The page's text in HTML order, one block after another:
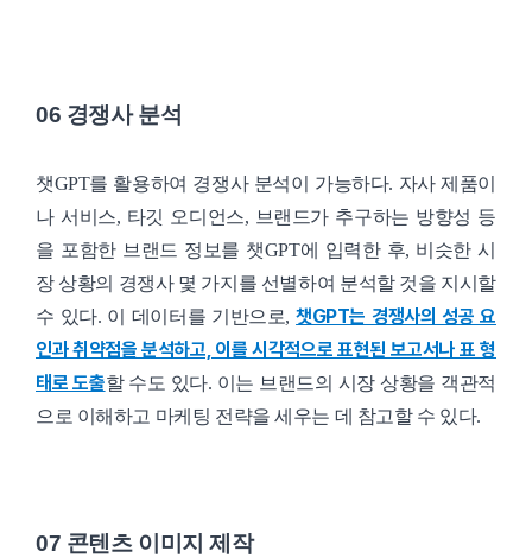
06 경쟁사 분석
챗GPT를 활용하여 경쟁사 분석이 가능하다. 자사 제품이
나 서비스, 타깃 오디언스, 브랜드가 추구하는 방향성 등
을 포함한 브랜드 정보를 챗GPT에 입력한 후, 비슷한 시
장 상황의 경쟁사 몇 가지를 선별하여 분석할 것을 지시할
수 있다. 이 데이터를 기반으로,챗GPT는 경쟁사의 성공 요
인과 취약점을 분석하고, 이를 시각적으로 표현된 보고서나 표 형
태로 도출할 수도 있다. 이는 브랜드의 시장 상황을 객관적
으로 이해하고 마케팅 전략을 세우는 데 참고할 수 있다.
07 콘텐츠 이미지 제작